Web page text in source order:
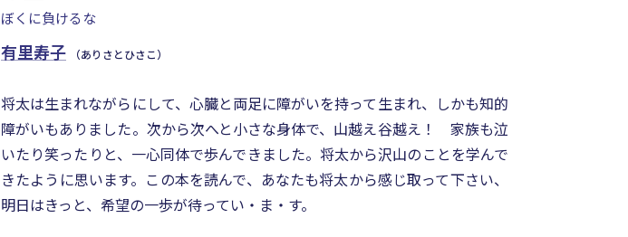
ぼくに負けるな
有里寿子 （ありさとひさこ）
将太は生まれながらにして、心臓と両足に障がいを持って生まれ、しかも知的
障がいもありました。次から次へと小さな身体で、山越え谷越え！ 家族も泣
いたり笑ったりと、一心同体で歩んできました。将太から沢山のことを学んで
きたように思います。この本を読んで、あなたも将太から感じ取って下さい、
明日はきっと、希望の一歩が待ってい・ま・す。